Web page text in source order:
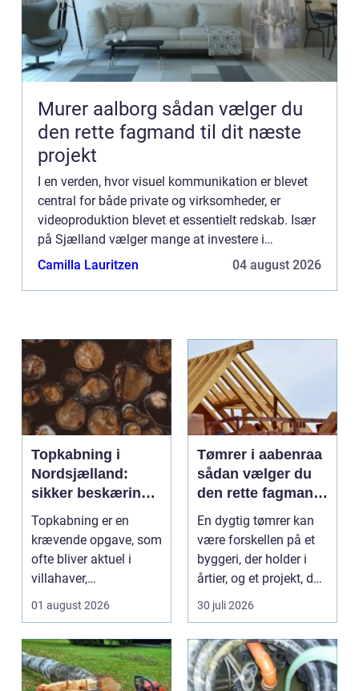
Murer aalborg sådan vælger du
den rette fagmand til dit næste
projekt
I en verden, hvor visuel kommunikation er blevet
central for både private og virksomheder, er
videoproduktion blevet et essentielt redskab. Især
på Sjælland vælger mange at investere i
professionelle videoproduktioner fo...
Camilla Lauritzen 04 august 2026
Topkabning i
Nordsjælland:
sikker beskæring
af store træer
Topkabning er en
krævende opgave, som
ofte bliver aktuel i
villahaver,
01 august 2026
Tømrer i aabenraa
sådan vælger du
den rette fagmand
til dit projekt
En dygtig tømrer kan
være forskellen på et
byggeri, der holder i
årtier, og et projekt, der
hurtigt ...
30 juli 2026